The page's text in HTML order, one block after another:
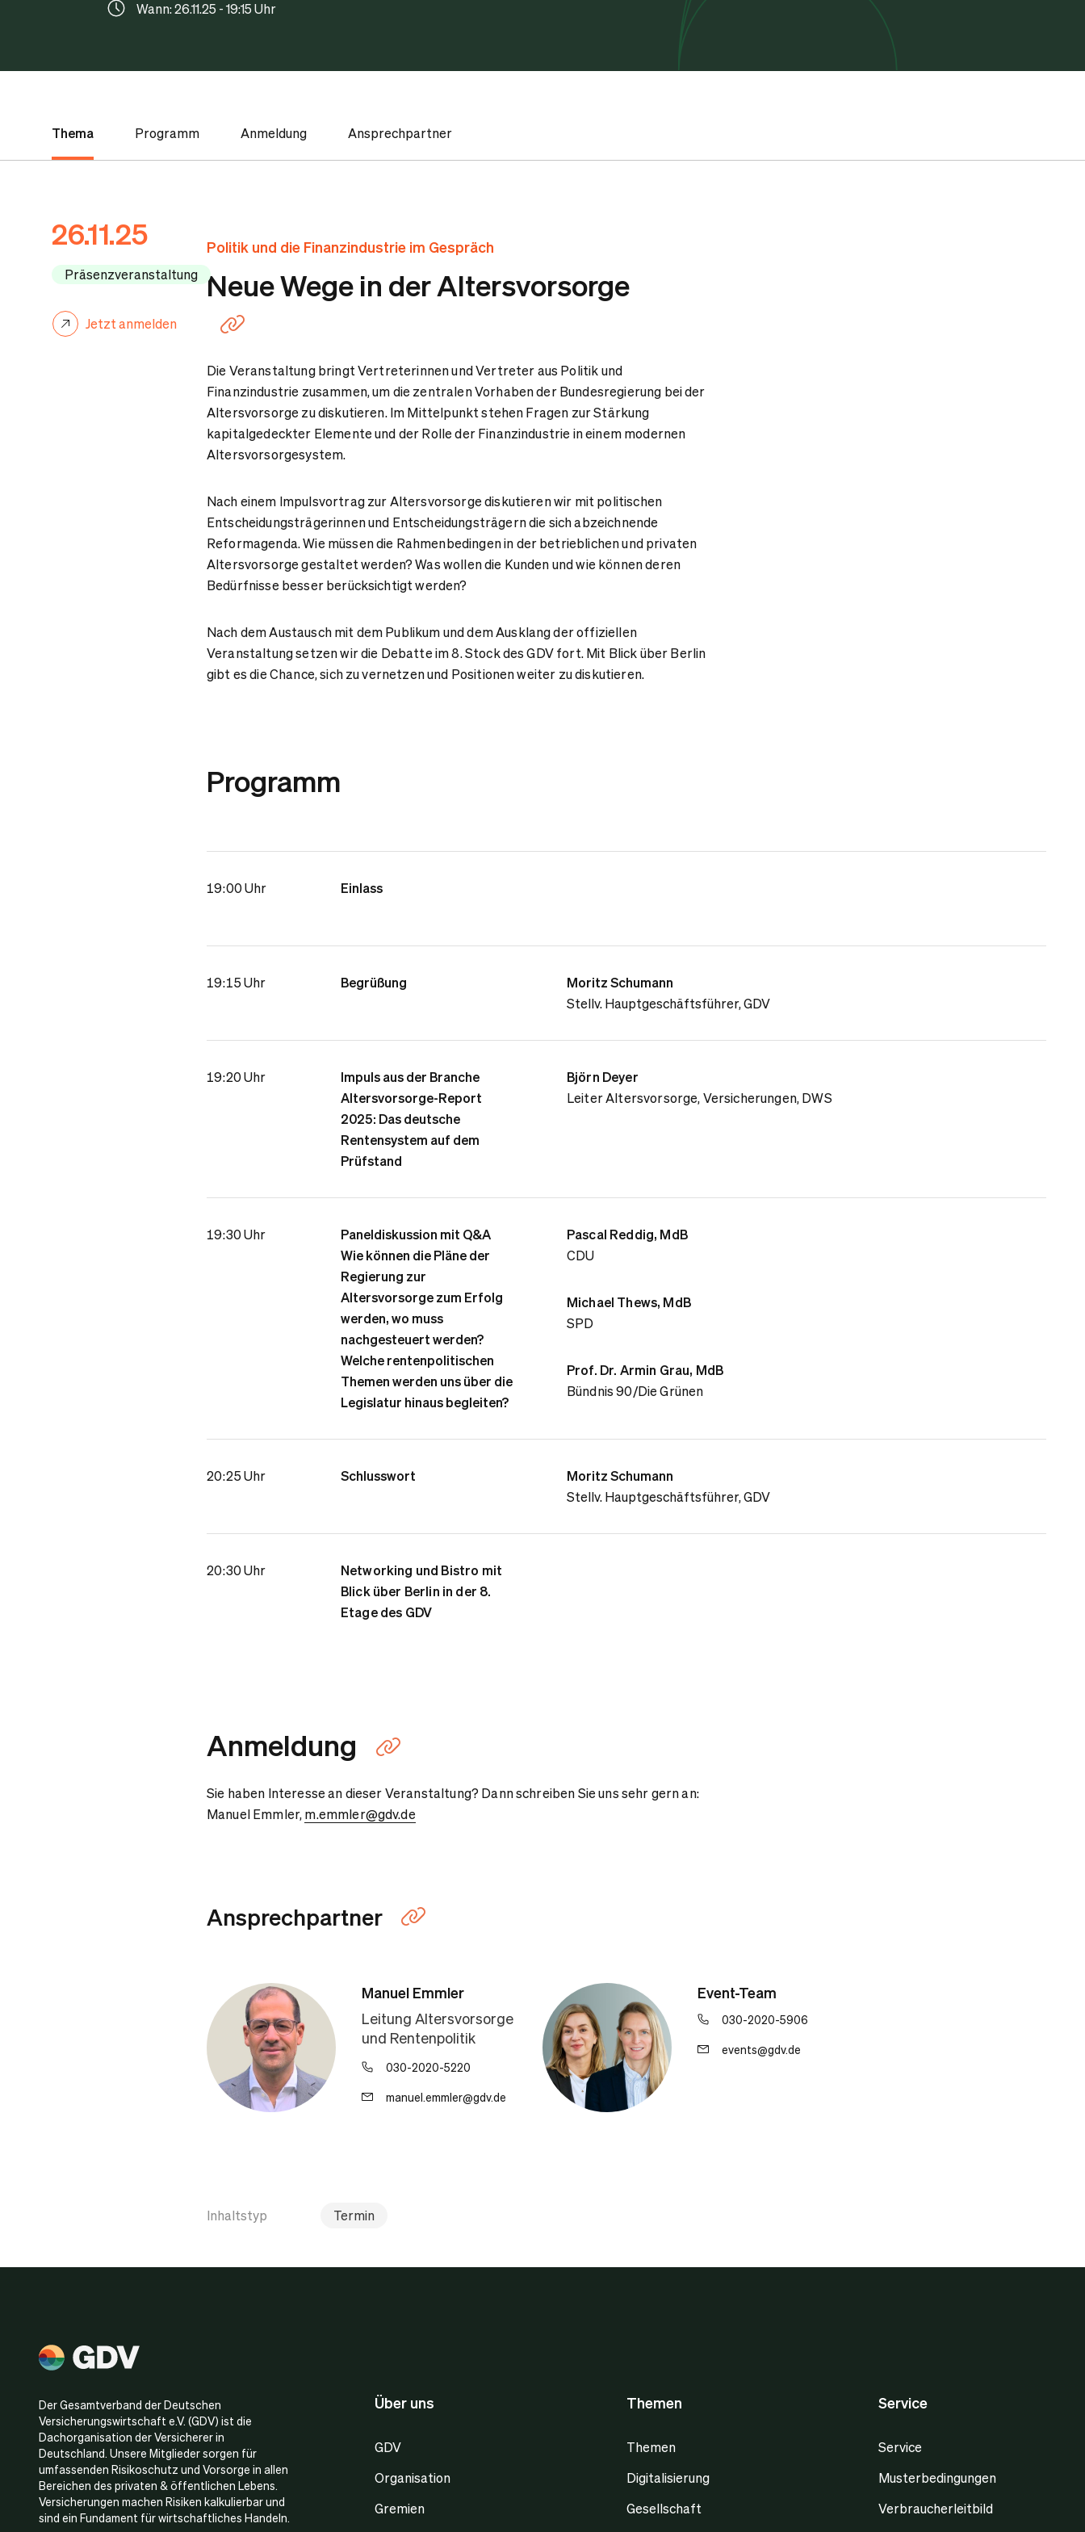
Wann: 26.11.25 - 19:15 Uhr
Thema Programm Anmeldung Ansprechpartner
26.11.25
Präsenzveranstaltung
Jetzt anmelden
Politik und die Finanzindustrie im Gespräch
Neue Wege in der Altersvorsorge
Die Veranstaltung bringt Vertreterinnen und Vertreter aus Politik und
Finanzindustrie zusammen, um die zentralen Vorhaben der Bundesregierung bei der
Altersvorsorge zu diskutieren. Im Mittelpunkt stehen Fragen zur Stärkung
kapitalgedeckter Elemente und der Rolle der Finanzindustrie in einem modernen
Altersvorsorgesystem.
Nach einem Impulsvortrag zur Altersvorsorge diskutieren wir mit politischen
Entscheidungsträgerinnen und Entscheidungsträgern die sich abzeichnende
Reformagenda. Wie müssen die Rahmenbedingen in der betrieblichen und privaten
Altersvorsorge gestaltet werden? Was wollen die Kunden und wie können deren
Bedürfnisse besser berücksichtigt werden?
Nach dem Austausch mit dem Publikum und dem Ausklang der offiziellen
Veranstaltung setzen wir die Debatte im 8. Stock des GDV fort. Mit Blick über Berlin
gibt es die Chance, sich zu vernetzen und Positionen weiter zu diskutieren.
Programm
19:00 Uhr Einlass
19:15 Uhr Begrüßung
Moritz Schumann
Stellv. Hauptgeschäftsführer, GDV
19:20 Uhr
Impuls aus der Branche
Altersvorsorge-Report
2025: Das deutsche
Rentensystem auf dem
Prüfstand
Björn Deyer
Leiter Altersvorsorge, Versicherungen, DWS
19:30 Uhr
Paneldiskussion mit Q&A
Wie können die Pläne der
Regierung zur
Altersvorsorge zum Erfolg
werden, wo muss
nachgesteuert werden?
Welche rentenpolitischen
Themen werden uns über die
Legislatur hinaus begleiten?
Pascal Reddig, MdB
CDU
Michael Thews, MdB
SPD
Prof. Dr. Armin Grau, MdB
Bündnis 90/Die Grünen
20:25 Uhr Schlusswort
Moritz Schumann
Stellv. Hauptgeschäftsführer, GDV
20:30 Uhr
Networking und Bistro mit
Blick über Berlin in der 8.
Etage des GDV
Anmeldung
Sie haben Interesse an dieser Veranstaltung? Dann schreiben Sie uns sehr gern an:
Manuel Emmler,m.emmler@gdv.de
Ansprechpartner
Manuel Emmler
Leitung Altersvorsorge
und Rentenpolitik
030-2020-5220
manuel.emmler@gdv.de
Event-Team
030-2020-5906
events@gdv.de
Inhaltstyp Termin
Der Gesamtverband der Deutschen
Versicherungswirtschaft e.V. (GDV) ist die
Dachorganisation der Versicherer in
Deutschland. Unsere Mitglieder sorgen für
umfassenden Risikoschutz und Vorsorge in allen
Bereichen des privaten & öffentlichen Lebens.
Versicherungen machen Risiken kalkulierbar und
sind ein Fundament für wirtschaftliches Handeln.
Über uns
GDV
Organisation
Gremien
Themen
Themen
Digitalisierung
Gesellschaft
Service
Service
Musterbedingungen
Verbraucherleitbild